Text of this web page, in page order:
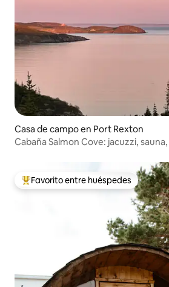
Casa de campo en Port Rexton
Cabaña Salmon Cove: jacuzzi,
Favorito entre huéspedes preferido
Favorito entre huéspedes